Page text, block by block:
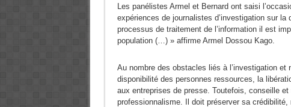
Les panélistes Armel et Bernard ont saisi
expériences de journalistes d’investigation sur
processus de traitement de l’information il est
population (…) » affirme Armel Dossou Kago.
Au nombre des obstacles liés à l’investigation
disponibilité des personnes ressources, la
aux entreprises de presse. Toutefois, conseille
professionnalisme. Il doit préserver sa